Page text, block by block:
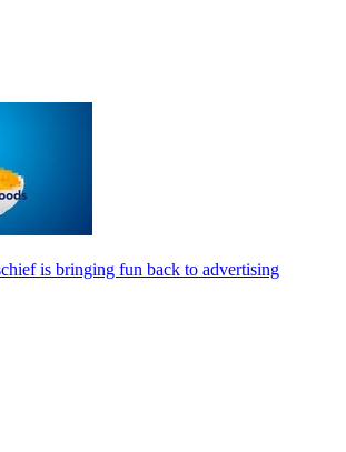
is bringing fun back to advertising